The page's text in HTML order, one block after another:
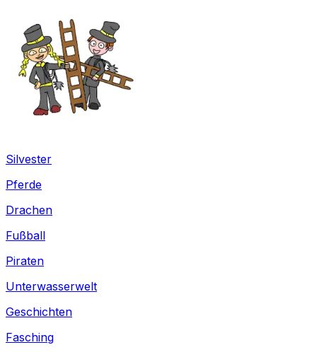
Silvester
Pferde
Drachen
Fußball
Piraten
Unterwasserwelt
Geschichten
Fasching